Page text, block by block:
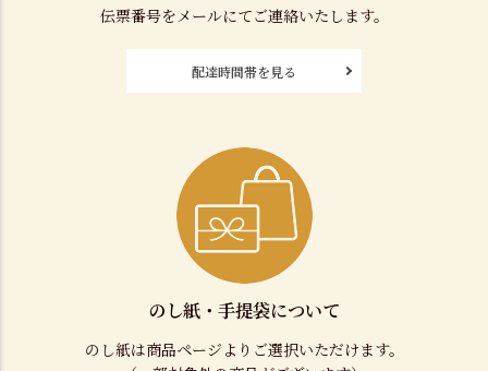
伝票番号をメールにてご連絡いたします。
配達時間帯を見る
のし紙・手提袋について
のし紙は商品ページよりご選択いただけます。